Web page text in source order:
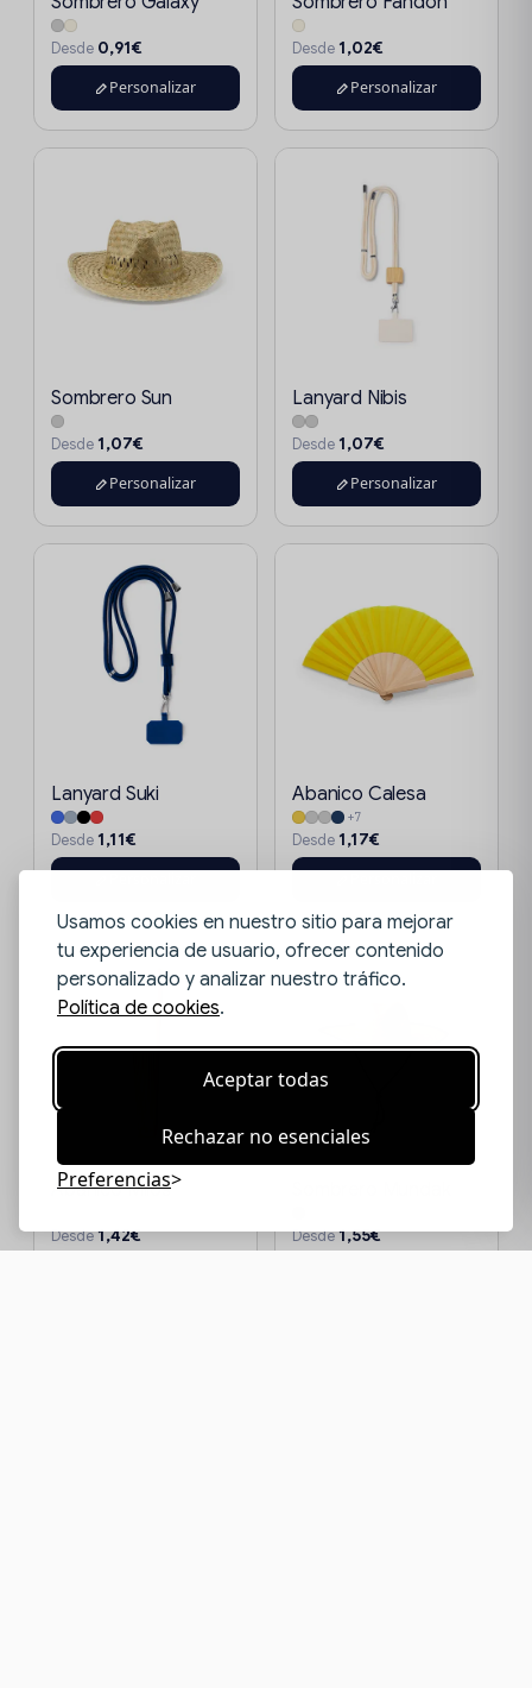
Usamos cookies en nuestro sitio para mejorar
tu experiencia de usuario, ofrecer contenido
personalizado y analizar nuestro tráfico.
Política de cookies.
Aceptar todas
Rechazar no esenciales
Preferencias
Desde 0,91€
Personalizar
Desde 1,02€
Personalizar
Sombrero Sun
Desde 1,07€
Personalizar
Lanyard Nibis
Desde 1,07€
Personalizar
Lanyard Suki
Desde 1,11€
Abanico Calesa
+7
Desde 1,17€
Abanico Milos
Desde1,42€ Desde1,55€